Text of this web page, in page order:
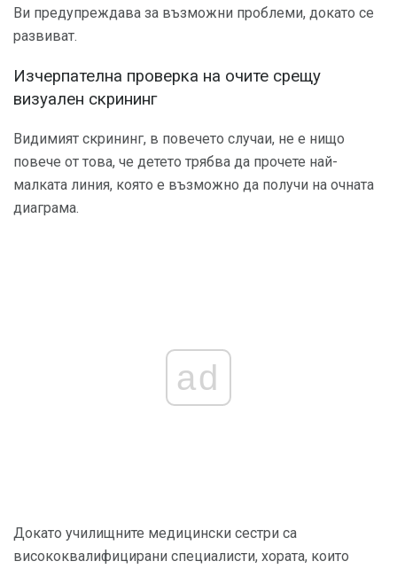
Ви предупреждава за възможни проблеми, докато се
развиват.
Изчерпателна проверка на очите срещу
визуален скрининг
Видимият скрининг, в повечето случаи, не е нищо
повече от това, че детето трябва да прочете най-
малката линия, която е възможно да получи на очната
диаграма.
ad
Докато училищните медицински сестри са
висококвалифицирани специалисти, хората, които